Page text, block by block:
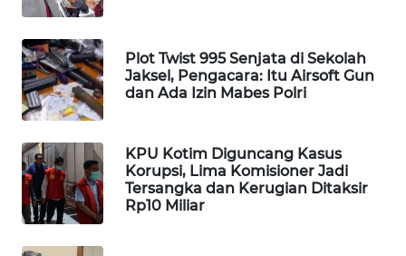
Plot Twist 995 Senjata di Sekolah
Jaksel, Pengacara: Itu Airsoft Gun
dan Ada Izin Mabes Polri
KPU Kotim Diguncang Kasus
Korupsi, Lima Komisioner Jadi
Tersangka dan Kerugian Ditaksir
Rp10 Miliar
WAHANA
WAHANA
UMKM
WAHANA
SELEB
WAHANA